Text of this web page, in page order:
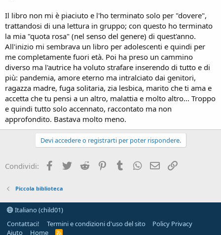
Il libro non mi è piaciuto e l'ho terminato solo per "dovere",
trattandosi di una lettura in gruppo; con questo ho terminato
la mia "quota rosa" (nel senso del genere) di quest'anno.
All'inizio mi sembrava un libro per adolescenti e quindi per
me completamente fuori età. Poi ha preso un cammino
diverso ma l'autrice ha voluto strafare inserendo di tutto e di
più: pandemia, amore eterno ma intralciato dai genitori,
ragazza madre, fuga solitaria, zia lesbica, marito che ti ama e
accetta che tu pensi a un altro, malattia e molto altro... Troppo
e quindi tutto solo accennato, raccontato ma non
approfondito. Bastava molto meno.
Devi accedere o registrarti per poter rispondere.
Condividi: Facebook
Twitter Reddit PinterestTumblrWhatsApp
e-mail
Piccola biblioteca
Italiano (child01)
Contattaci!
Termini e condizioni d'uso del sito
Policy Privacy
Aiuto
Home R